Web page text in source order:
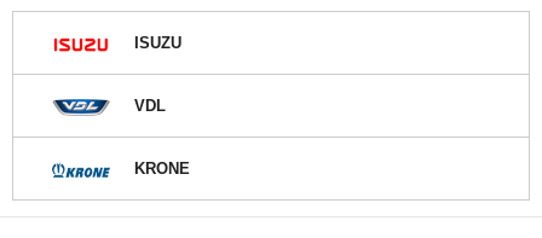
ISUZU
VDL
KRONE